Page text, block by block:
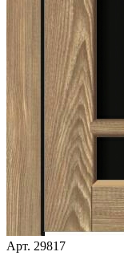
Арт. 29817